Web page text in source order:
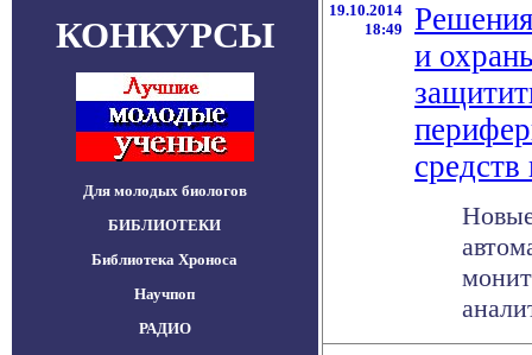
КОНКУРСЫ
Для молодых биологов
БИБЛИОТЕКИ
Библиотека Хроноса
Научпоп
РАДИО
19.10.2014
18:49
и